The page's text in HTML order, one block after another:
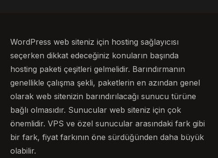
WordPress web siteniz için hosting sağlayıcısı
seçerken dikkat edeceğiniz konuların başında
hosting paketi çeşitleri gelmelidir. Barındırmanın
genellikle çalışma şekli, paketlerin en azından genel
olarak web sitenizin barındırılacağı sunucu türüne
bağlı olmasıdır. Sunucular web siteniz için çok
önemlidir. VPS ve özel sunucular arasındaki fark gibi
bir fark, fiyat farkının öne sürdüğünden daha büyük
olabilir.